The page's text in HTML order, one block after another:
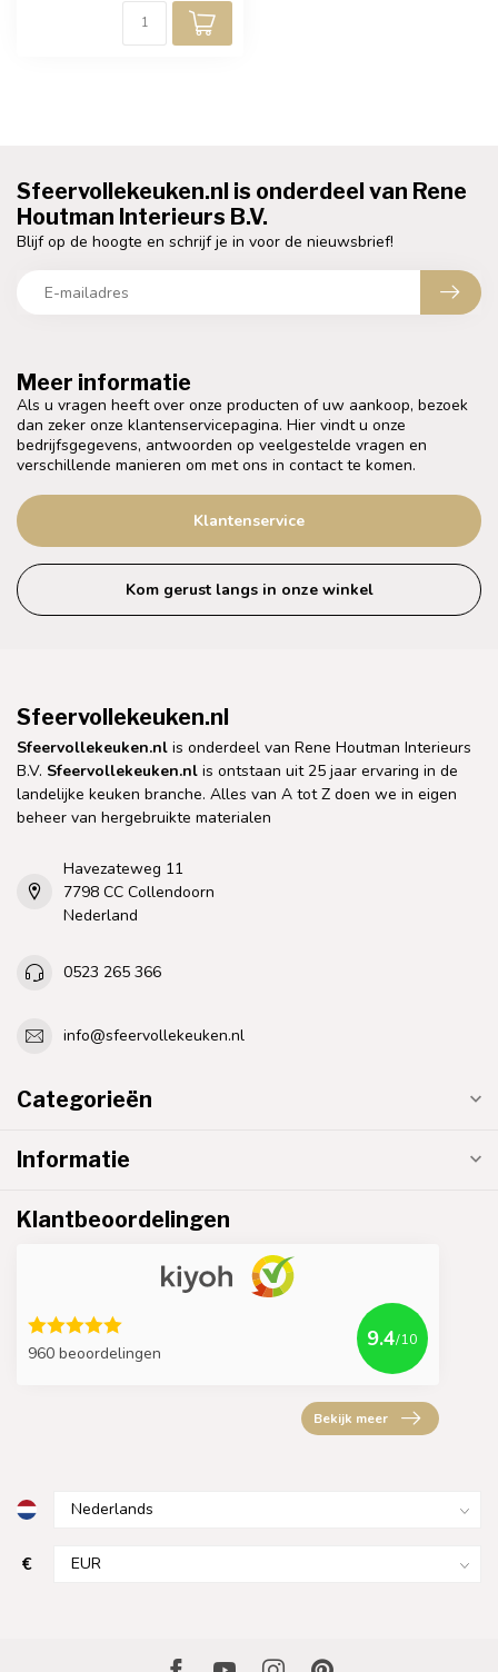
Meer informatie
Als u vragen heeft over onze producten of uw aankoop, bezoek
dan zeker onze klantenservicepagina. Hier vindt u onze
bedrijfsgegevens, antwoorden op veelgestelde vragen en
verschillende manieren om met ons in contact te komen.
Klantenservice
Kom gerust langs in onze winkel
Sfeervollekeuken.nl is onderdeel van Rene
Houtman Interieurs B.V.
Blijf op de hoogte en schrijf je in voor de nieuwsbrief!
Sfeervollekeuken.nl
Sfeervollekeuken.nl is onderdeel van Rene Houtman Interieurs
B.V. Sfeervollekeuken.nl is ontstaan uit 25 jaar ervaring in de
landelijke keuken branche. Alles van A tot Z doen we in eigen
beheer van hergebruikte materialen
Havezateweg 11
7798 CC Collendoorn
Nederland
0523 265 366
info@sfeervollekeuken.nl
Categorieën
Informatie
Klantbeoordelingen
960 beoordelingen
9.4/10
Bekijk meer
€